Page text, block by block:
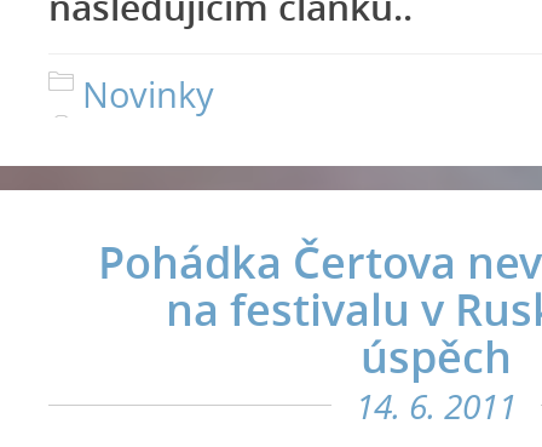
Novinky
Pohádka Čertova
na festivalu v
úspěch
14. 6. 2011